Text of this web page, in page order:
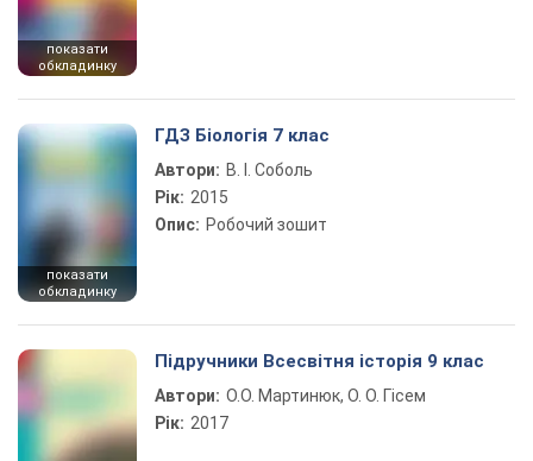
показати
обкладинку
показати
обкладинку
ГДЗ Біологія 7 клас
Автори: В. І. Соболь
Рік: 2015
Опис: Робочий зошит
Підручники Всесвітня історія 9 клас
Автори: О.О. Мартинюк, О. О. Гісем
Рік: 2017